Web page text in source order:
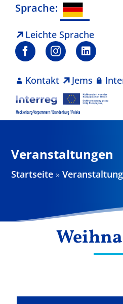
Zum
springen
Sprache:
Leichte Sprache
Kontakt Jems
Projekte
Ergebnisse
Veranstaltungen
Startseite »